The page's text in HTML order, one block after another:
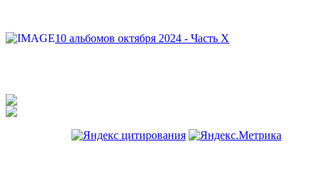
10 альбомов октября 2024 - Часть X